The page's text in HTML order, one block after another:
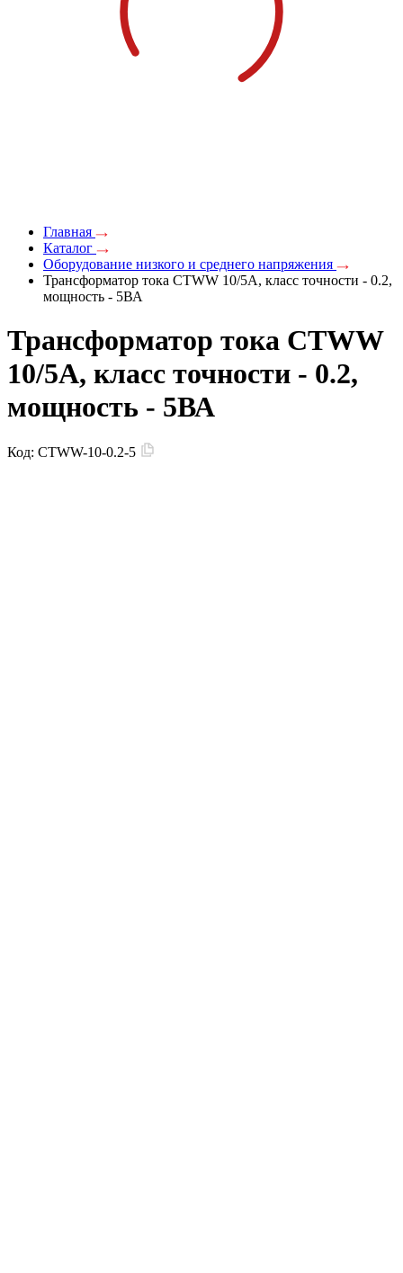
Главная
Каталог
Оборудование низкого и среднего напряжения
Трансформатор тока CTWW 10/5А, класс точности - 0.2,
мощность - 5ВА
Трансформатор тока CTWW
10/5А, класс точности - 0.2,
мощность - 5ВА
Код: CTWW-10-0.2-5